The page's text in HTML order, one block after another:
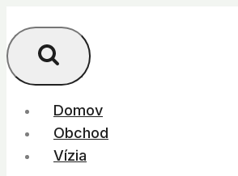
to
content
Domov
Obchod
Vízia